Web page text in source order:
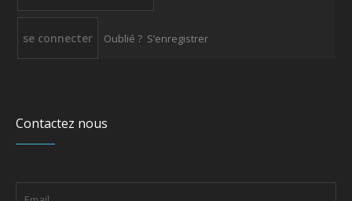
Oublié ? S’enregistrer
Contactez nous